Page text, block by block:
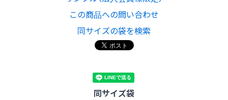
この商品への問い合わせ
同サイズの袋を検索
同サイズ袋